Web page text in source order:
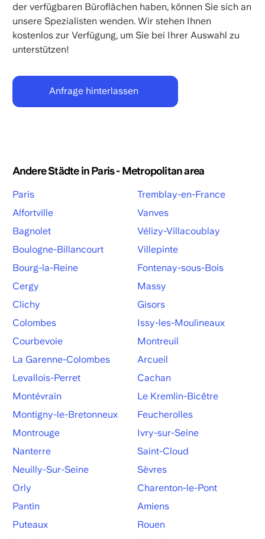
der verfügbaren Büroflächen haben, können Sie sich an
unsere Spezialisten wenden. Wir stehen Ihnen
kostenlos zur Verfügung, um Sie bei Ihrer Auswahl zu
unterstützen!
Anfrage hinterlassen
Andere Städte in Paris - Metropolitan area
Paris
Alfortville
Bagnolet
Boulogne-Billancourt
Bourg-la-Reine
Cergy
Clichy
Colombes
Courbevoie
La Garenne-Colombes
Levallois-Perret
Montévrain
Montigny-le-Bretonneux
Montrouge
Nanterre
Neuilly-Sur-Seine
Orly
Pantin
Puteaux
Tremblay-en-France
Vanves
Vélizy-Villacoublay
Villepinte
Fontenay-sous-Bois
Massy
Gisors
Issy-les-Moulineaux
Montreuil
Arcueil
Cachan
Le Kremlin-Bicêtre
Feucherolles
Ivry-sur-Seine
Saint-Cloud
Sèvres
Charenton-le-Pont
Amiens
Rouen